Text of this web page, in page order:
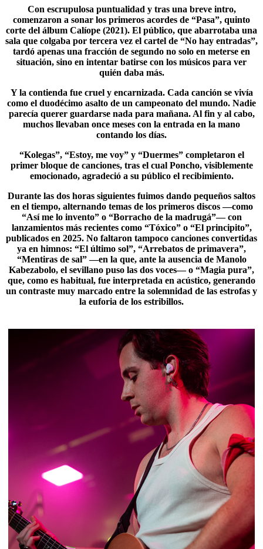
Con escrupulosa puntualidad y tras una breve intro,
comenzaron a sonar los primeros acordes de “Pasa”, quinto
corte del álbum Calíope (2021). El público, que abarrotaba una
sala que colgaba por tercera vez el cartel de “No hay entradas”,
tardó apenas una fracción de segundo no solo en meterse en
situación, sino en intentar batirse con los músicos para ver
quién daba más.
Y la contienda fue cruel y encarnizada. Cada canción se vivía
como el duodécimo asalto de un campeonato del mundo. Nadie
parecía querer guardarse nada para mañana. Al fin y al cabo,
muchos llevaban once meses con la entrada en la mano
contando los días.
“Kolegas”, “Estoy, me voy” y “Duermes” completaron el
primer bloque de canciones, tras el cual Poncho, visiblemente
emocionado, agradeció a su público el recibimiento.
Durante las dos horas siguientes fuimos dando pequeños saltos
en el tiempo, alternando temas de los primeros discos —como
“Así me lo invento” o “Borracho de la madrugá”— con
lanzamientos más recientes como “Tóxico” o “El principito”,
publicados en 2025. No faltaron tampoco canciones convertidas
ya en himnos: “El último sol”, “Arrebatos de primavera”,
“Mentiras de sal” —en la que, ante la ausencia de Manolo
Kabezabolo, el sevillano puso las dos voces— o “Magia pura”,
que, como es habitual, fue interpretada en acústico, generando
un contraste muy marcado entre la solemnidad de las estrofas y
la euforia de los estribillos.